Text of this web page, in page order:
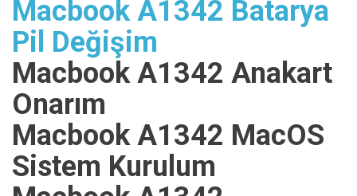
Macbook A1342 Batarya
Pil Değişim
Macbook A1342 Anakart
Onarım
Macbook A1342 MacOS
Sistem Kurulum